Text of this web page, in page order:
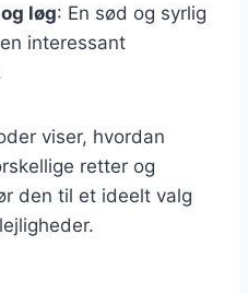
løg: En sød og syrlig
interessant
viser, hvordan
retter og
den til et ideelt valg